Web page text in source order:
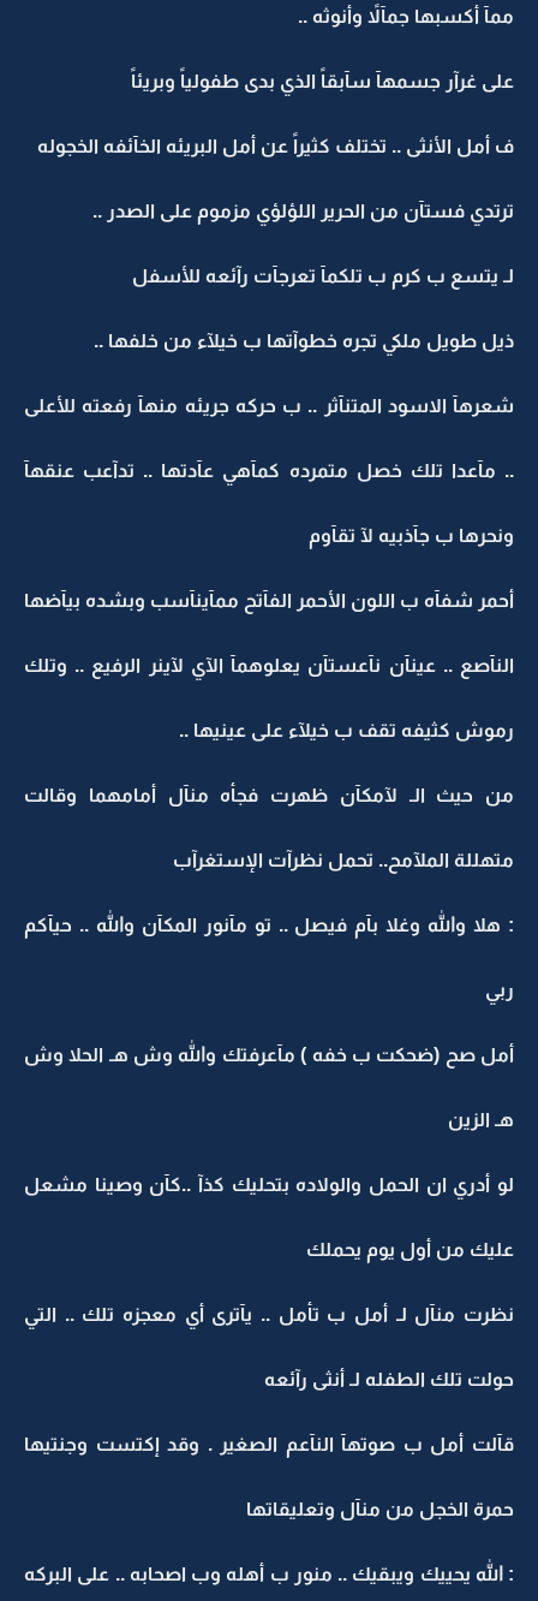
ممآ أكسبها جمآلاً وأنوثه ..
على غرآر جسمهآ سآبقاً الذي بدى طفولياً وبريئاً
ف أمل الأنثى .. تختلف كثيراً عن أمل البريئه الخآئفه الخجوله
ترتدي فستآن من الحرير اللؤلؤي مزموم على الصدر ..
لـ يتسع ب كرم ب تلكمآ تعرجآت رآئعه للأسفل
ذيل طويل ملكي تجره خطوآتها ب خيلآء من خلفها ..
شعرهآ الاسود المتنآثر .. ب حركه جريئه منهآ رفعته للأعلى
.. مآعدا تلك خصل متمرده كمآهي عآدتها .. تدآعب عنقهآ
ونحرها ب جآذبيه لآ تقآوم
أحمر شفآه ب اللون الأحمر الفآتح ممآينآسب وبشده بيآضها
النآصع .. عينآن نآعستآن يعلوهمآ الآي لآينر الرفيع .. وتلك
رموش كثيفه تقف ب خيلآء على عينيها ..
من حيث الـ لآمكآن ظهرت فجأه منآل أمامهما وقالت
متهللة الملآمح.. تحمل نظرآت الإستغرآب
: هلا والله وغلا بآم فيصل .. تو مآنور المكآن والله .. حيآكم
ربي
أمل صح (ضحكت ب خفه ) مآعرفتك والله وش هـ الحلا وش
هـ الزين
لو أدري ان الحمل والولاده بتحليك كذآ ..كآن وصينا مشعل
عليك من أول يوم يحملك
نظرت منآل لـ أمل ب تأمل .. يآترى أي معجزه تلك .. التي
حولت تلك الطفله لـ أنثى رآئعه
قآلت أمل ب صوتهآ النآعم الصغير . وقد إكتست وجنتيها
حمرة الخجل من منآل وتعليقاتها
: الله يحييك ويبقيك .. منور ب أهله وب اصحابه .. على البركه